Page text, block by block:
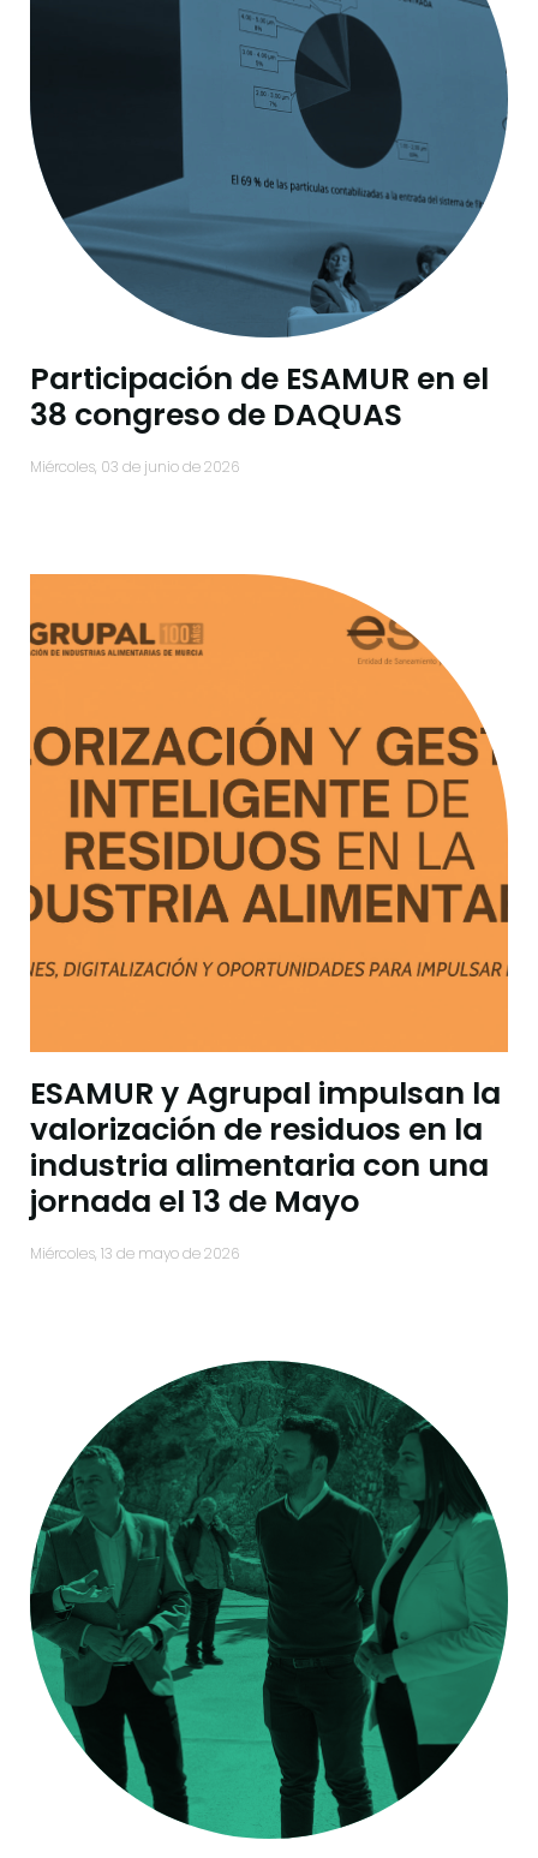
Participación de ESAMUR en el
38 congreso de DAQUAS
miércoles, 03 de junio de 2026
ESAMUR y Agrupal impulsan la
valorización de residuos en la
industria alimentaria con una
jornada el 13 de Mayo
miércoles, 13 de mayo de 2026